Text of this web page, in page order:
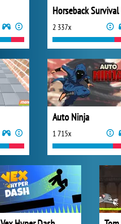
Horseback Survival
2 337x
Auto Ninja
1 715x